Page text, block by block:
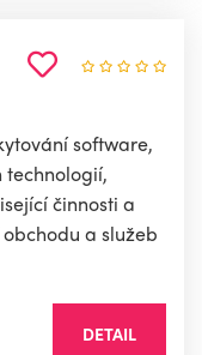
software,
činnosti a
a služeb
DETAIL